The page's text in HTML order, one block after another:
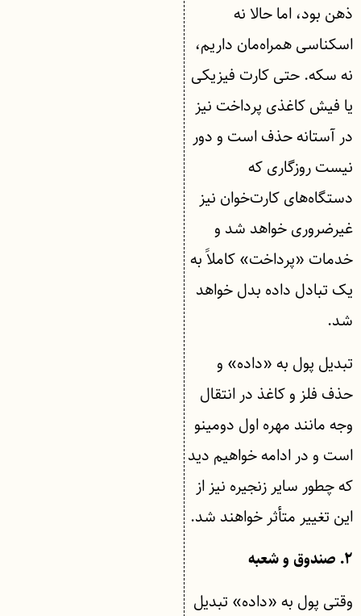
ذهن بود، اما حالا نه
اسکناسی همراه‌مان داریم،
نه سکه. حتی کارت فیزیکی
یا فیش کاغذی پرداخت نیز
در آستانه حذف است و دور
نیست روزگاری که
دستگاه‌های کارت‌خوان نیز
غیرضروری خواهد شد و
خدمات «پرداخت» کاملاً به
یک تبادل داده بدل خواهد
شد.
تبدیل پول به «داده» و
حذف فلز و کاغذ در انتقال
وجه مانند مهره اول دومینو
است و در ادامه خواهیم دید
که چطور سایر زنجیره نیز از
این تغییر متأثر خواهند شد.
۲. صندوق و شعبه
وقتی پول به «داده» تبدیل